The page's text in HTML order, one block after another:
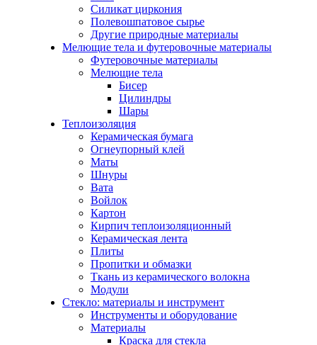
Силикат циркония
Полевошпатовое сырье
Другие природные материалы
Мелющие тела и футеровочные материалы
Футеровочные материалы
Мелющие тела
Бисер
Цилиндры
Шары
Теплоизоляция
Керамическая бумага
Огнеупорный клей
Маты
Шнуры
Вата
Войлок
Картон
Кирпич теплоизоляционный
Керамическая лента
Плиты
Пропитки и обмазки
Ткань из керамического волокна
Модули
Стекло: материалы и инструмент
Инструменты и оборудование
Материалы
Краска для стекла